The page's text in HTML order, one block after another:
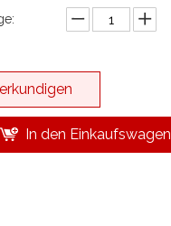
erkundigen
In den Einkaufswagen